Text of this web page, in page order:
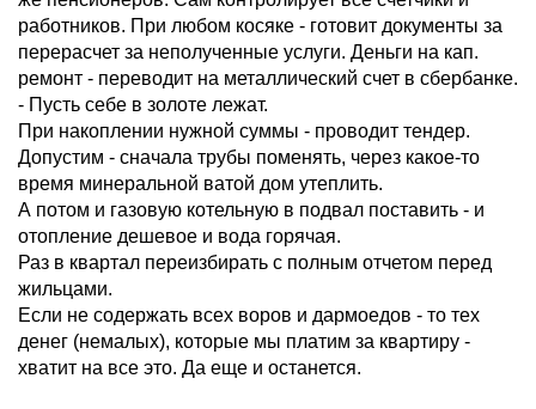
работников. При любом косяке - готовит документы за
перерасчет за неполученные услуги. Деньги на кап.
ремонт - переводит на металлический счет в сбербанке.
- Пусть себе в золоте лежат.
При накоплении нужной суммы - проводит тендер.
Допустим - сначала трубы поменять, через какое-то
время минеральной ватой дом утеплить.
А потом и газовую котельную в подвал поставить - и
отопление дешевое и вода горячая.
Раз в квартал переизбирать с полным отчетом перед
жильцами.
Если не содержать всех воров и дармоедов - то тех
денег (немалых), которые мы платим за квартиру -
хватит на все это. Да еще и останется.